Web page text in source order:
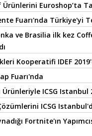
Ürünlerini Euroshop’ta
Fuarı'nda Türkiye'yi
ve Brasilia ilk kez
Kooperatifi IDEF
Fuarı'nda
ICSG Istanbul
ICSG
Fortnite'ın